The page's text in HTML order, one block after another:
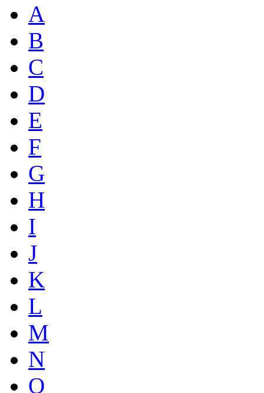
A
B
C
D
E
F
G
H
I
J
K
L
M
N
O